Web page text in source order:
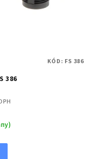
386
KÓD: FS 386